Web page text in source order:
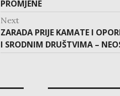
PROMJENE
Next
Next
post:
ZARADA PRIJE KAMATE I
I SRODNIM DRUŠTVIMA –